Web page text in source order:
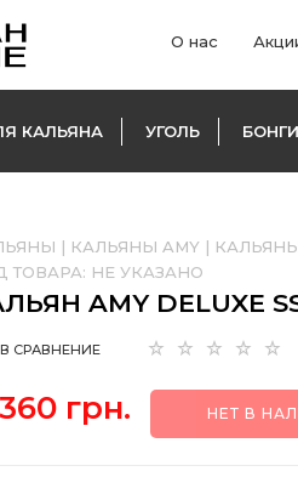
О нас
КАЛЬЯНА УГОЛЬ БОНГИ
| КАЛЬЯНЫ AMY | КАЛЬЯНЫ
ТОВАРА: НЕ УКАЗАНО
AMY DELUXE
В СРАВНЕНИЕ
грн. НЕТ В